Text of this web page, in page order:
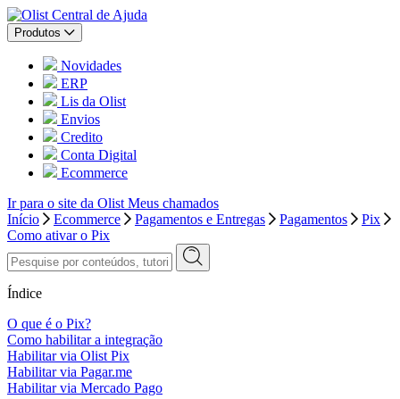
Central de Ajuda
Produtos
Novidades
ERP
Lis da Olist
Envios
Credito
Conta Digital
Ecommerce
Ir para o site da Olist Meus chamados
Início
Ecommerce Pagamentos e Entregas Pagamentos
Pix
Como ativar o Pix
Índice
O que é o Pix?
Como habilitar a integração
Habilitar via Olist Pix
Habilitar via Pagar.me
Habilitar via Mercado Pago